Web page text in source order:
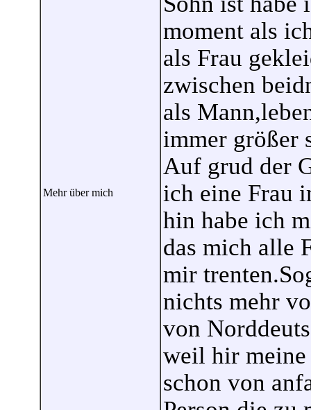
Mehr über mich
moment als
als Frau
zwischen
als
immer größer
Auf grud der
ich eine Frau
hin habe ich
das mich alle
mir
nichts mehr
von
weil hir meine
schon von